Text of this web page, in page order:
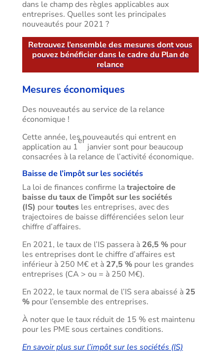
dans le champ des règles applicables aux
entreprises. Quelles sont les principales
nouveautés pour 2021 ?
Retrouvez l’ensemble des mesures dont vous
pouvez bénéficier dans le cadre du Plan de
relance
Mesures économiques
Des nouveautés au service de la relance
économique !
Cette année, les nouveautés qui entrent en
application au 1
er
janvier sont pour beaucoup
consacrées à la relance de l’activité économique.
Baisse de l’impôt sur les sociétés
La loi de finances confirme latrajectoire de
baisse du taux de l’impôt sur les sociétés
(IS) pourtoutesles entreprises, avec des
trajectoires de baisse différenciées selon leur
chiffre d’affaires.
En 2021, le taux de l’IS passera à 26,5 %pour
les entreprises dont le chiffre d’affaires est
inférieur à 250 M€ et à 27,5 %pour les grandes
entreprises (CA > ou = à 250 M€).
En 2022, le taux normal de l’IS sera abaissé à 25
%pour l’ensemble des entreprises.
À noter que le taux réduit de 15 % est maintenu
pour les PME sous certaines conditions.
En savoir plus sur l’impôt sur les sociétés (IS)